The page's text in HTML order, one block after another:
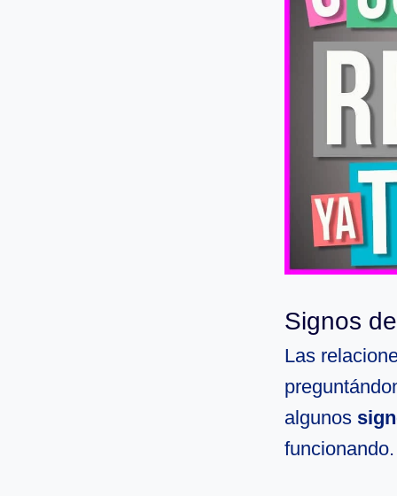
Signos
Las
algunos
funcionando.